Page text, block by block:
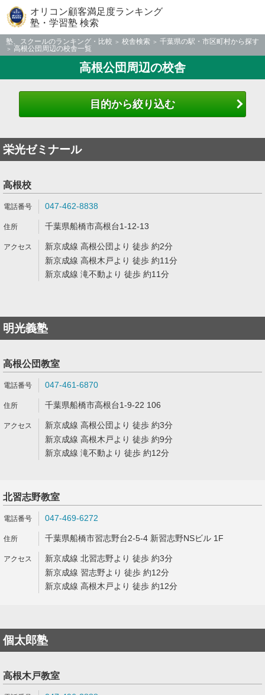
オリコン顧客満足度ランキング
塾・学習塾 検索
塾、スクールのランキング・比較 校舎検索
千葉県の駅・市区町村から探す
高根公団周辺の校舎一覧
高根公団周辺の校舎
目的から絞り込む
栄光ゼミナール
高根校
047-462-8838
千葉県船橋市高根台1-12-13
新京成線 高根公団より 徒歩 約2分
新京成線 高根木戸より 徒歩 約11分
新京成線 滝不動より 徒歩 約11分
明光義塾
高根公団教室
047-461-6870
千葉県船橋市高根台1-9-22 106
新京成線 高根公団より 徒歩 約3分
新京成線 高根木戸より 徒歩 約9分
新京成線 滝不動より 徒歩 約12分
北習志野教室
047-469-6272
千葉県船橋市習志野台2-5-4 新習志野NSビル 1F
新京成線 北習志野より 徒歩 約3分
新京成線 習志野より 徒歩 約12分
新京成線 高根木戸より 徒歩 約12分
個太郎塾
高根木戸教室